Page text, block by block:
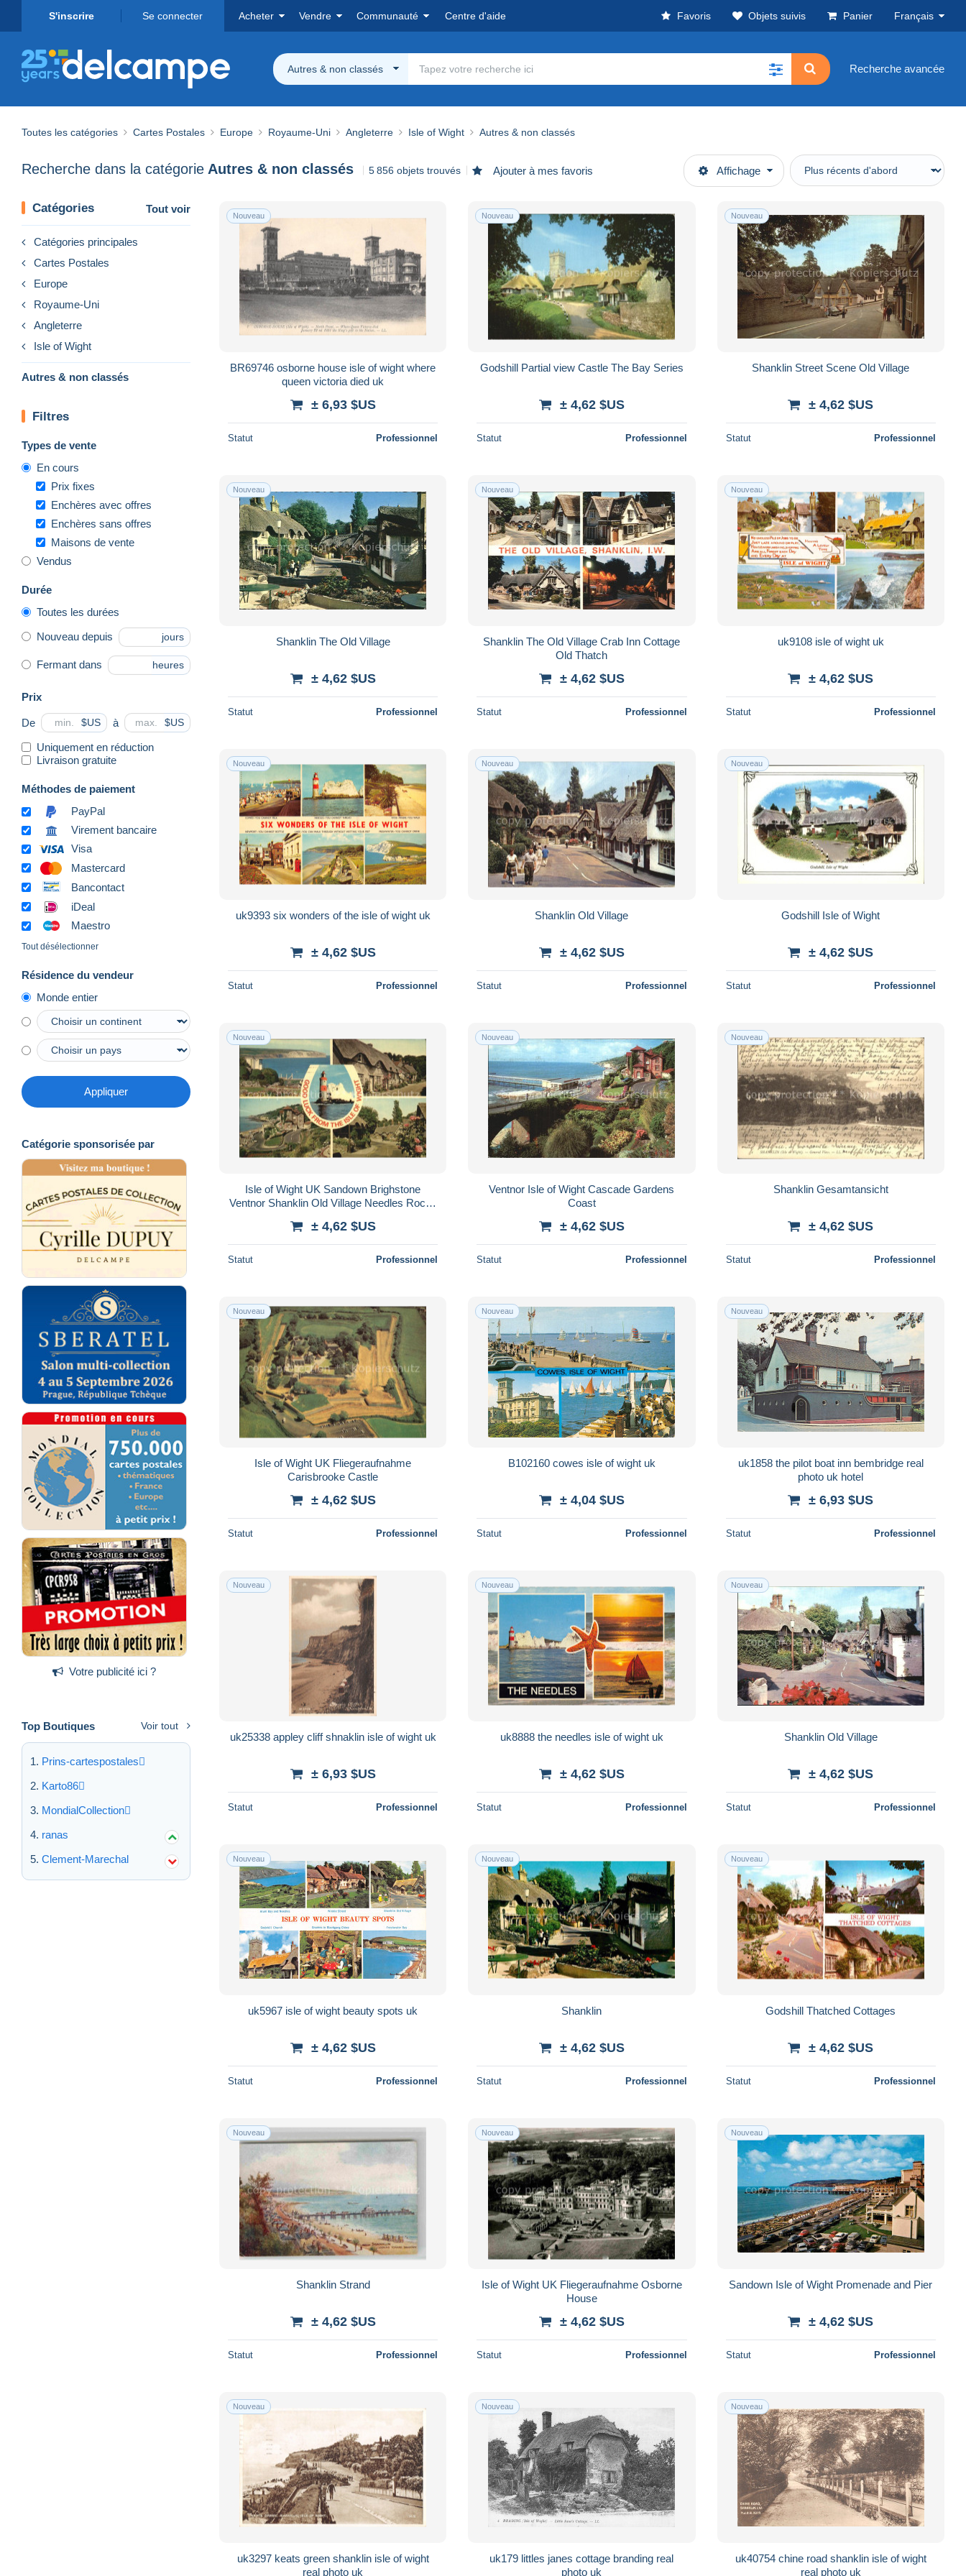
S'inscrire Se connecter Acheter Vendre Communauté Centre d'aide Favoris Objets suivis Panier Français
Autres & non classés Recherche avancée
Toutes les catégories Cartes Postales Europe Royaume-Uni Angleterre Isle of Wight Autres & non classés
Recherche dans la catégorie Autres & non classés 5 856 objets trouvés Ajouter à mes favoris Affichage
Catégories Tout voir
Catégories principales
Cartes Postales
Europe
Royaume-Uni
Angleterre
Isle of Wight
Autres & non classés
Filtres
Types de vente
En cours
Prix fixes
Enchères avec offres
Enchères sans offres
Maisons de vente
Vendus
Durée
Toutes les durées
Nouveau depuis jours
Fermant dans heures
Prix
De $US à $US
Uniquement en réduction
Livraison gratuite
Méthodes de paiement
PayPal
Virement bancaire
Visa
Mastercard
Bancontact
iDeal
Maestro
Tout désélectionner
Résidence du vendeur
Monde entier
Appliquer
Catégorie sponsorisée par
Votre publicité ici ?
Top Boutiques Voir tout
Prins-cartespostales
Karto86
MondialCollection
ranas
Clement-Marechal
Nouveau
BR69746 osborne house isle of wight where
queen victoria died uk
± 6,93 $US
Statut Professionnel
Nouveau
Godshill Partial view Castle The Bay Series
± 4,62 $US
Statut Professionnel
Nouveau
Shanklin Street Scene Old Village
± 4,62 $US
Statut Professionnel
Nouveau
Shanklin The Old Village
± 4,62 $US
Statut Professionnel
Nouveau
Shanklin The Old Village Crab Inn Cottage
Old Thatch
± 4,62 $US
Statut Professionnel
Nouveau
uk9108 isle of wight uk
± 4,62 $US
Statut Professionnel
Nouveau
uk9393 six wonders of the isle of wight uk
± 4,62 $US
Statut Professionnel
Nouveau
Shanklin Old Village
± 4,62 $US
Statut Professionnel
Nouveau
Godshill Isle of Wight
± 4,62 $US
Statut Professionnel
Nouveau
Isle of Wight UK Sandown Brighstone
Ventnor Shanklin Old Village Needles Rocks
± 4,62 $US
Statut Professionnel
Nouveau
Ventnor Isle of Wight Cascade Gardens
Coast
± 4,62 $US
Statut Professionnel
Nouveau
Shanklin Gesamtansicht
± 4,62 $US
Statut Professionnel
Nouveau
Isle of Wight UK Fliegeraufnahme
Carisbrooke Castle
± 4,62 $US
Statut Professionnel
Nouveau
B102160 cowes isle of wight uk
± 4,04 $US
Statut Professionnel
Nouveau
uk1858 the pilot boat inn bembridge real
photo uk hotel
± 6,93 $US
Statut Professionnel
Nouveau
uk25338 appley cliff shnaklin isle of wight uk
± 6,93 $US
Statut Professionnel
Nouveau
uk8888 the needles isle of wight uk
± 4,62 $US
Statut Professionnel
Nouveau
Shanklin Old Village
± 4,62 $US
Statut Professionnel
Nouveau
uk5967 isle of wight beauty spots uk
± 4,62 $US
Statut Professionnel
Nouveau
Shanklin
± 4,62 $US
Statut Professionnel
Nouveau
Godshill Thatched Cottages
± 4,62 $US
Statut Professionnel
Nouveau
Shanklin Strand
± 4,62 $US
Statut Professionnel
Nouveau
Isle of Wight UK Fliegeraufnahme Osborne
House
± 4,62 $US
Statut Professionnel
Nouveau
Sandown Isle of Wight Promenade and Pier
± 4,62 $US
Statut Professionnel
Nouveau
uk3297 keats green shanklin isle of wight
real photo uk
Nouveau
uk179 littles janes cottage branding real
photo uk
Nouveau
uk40754 chine road shanklin isle of wight
real photo uk